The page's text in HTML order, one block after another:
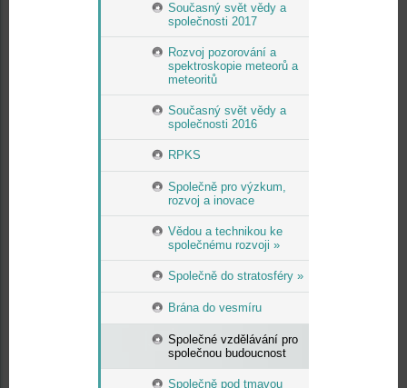
Současný svět vědy a
společnosti 2017
Rozvoj pozorování a
spektroskopie meteorů a
meteoritů
Současný svět vědy a
společnosti 2016
RPKS
Společně pro výzkum,
rozvoj a inovace
Vědou a technikou ke
společnému rozvoji »
Společně do stratosféry »
Brána do vesmíru
Společné vzdělávání pro
společnou budoucnost
Společně pod tmavou